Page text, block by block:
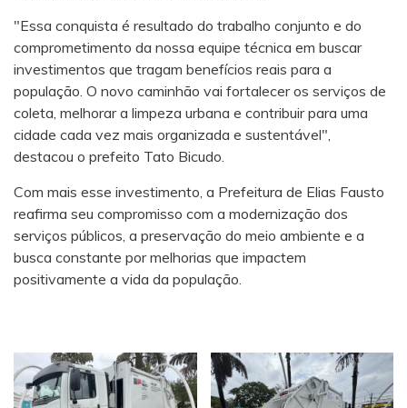
"Essa conquista é resultado do trabalho conjunto e do
comprometimento da nossa equipe técnica em buscar
investimentos que tragam benefícios reais para a
população. O novo caminhão vai fortalecer os serviços de
coleta, melhorar a limpeza urbana e contribuir para uma
cidade cada vez mais organizada e sustentável",
destacou o prefeito Tato Bicudo.
Com mais esse investimento, a Prefeitura de Elias Fausto
reafirma seu compromisso com a modernização dos
serviços públicos, a preservação do meio ambiente e a
busca constante por melhorias que impactem
positivamente a vida da população.